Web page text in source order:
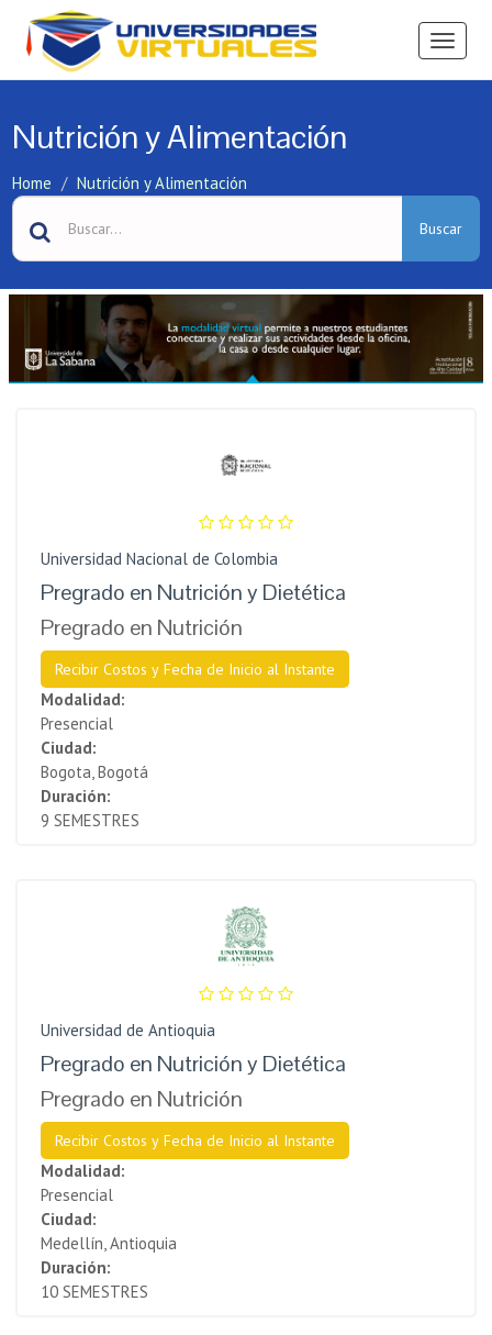
Ver
Nutrición y Alimentación
Home Nutrición y Alimentación
Buscar
Universidad Nacional de Colombia
Pregrado en Nutrición y Dietética
Pregrado en Nutrición
Recibir Costos y Fecha de Inicio al Instante
Modalidad:
Presencial
Ciudad:
Bogota, Bogotá
Duración:
9 SEMESTRES
Universidad de Antioquia
Pregrado en Nutrición y Dietética
Pregrado en Nutrición
Recibir Costos y Fecha de Inicio al Instante
Modalidad:
Presencial
Ciudad:
Medellín, Antioquia
Duración:
10 SEMESTRES